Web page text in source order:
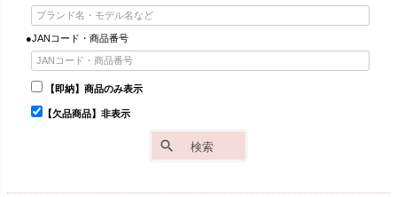
●JANコード・商品番号
【即納】商品のみ表示
【欠品商品】非表示
検索